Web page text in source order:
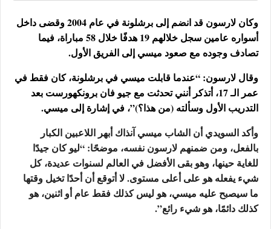
وكان لارسون قد انضم إلى برشلونة في عام 2004 وقضى داخل
أسواره عامين سجل خلالهم 19 هدفًا خلال 58 مباراة، فيما
تصادف وجوده مع صعود ميسي إلى الفريق الأول.
وقال لارسون: “عندما قابلت ميسي في برشلونة، كان فقط في
عمر الـ 17، أتذكر أنني تحدثت مع جيو فان برونكهورست بعد
التدريب الأول وسألته (من هذا؟)”، في إشارة إلى ميسي.
وأكد السويدي أن الشاب ميسي آنذاك أبهر اللاعبين الكبار
بالفعل، ومن ضمنهم لارسون نفسه، موضحًا: “ليو كان جيدًا
للغاية حينها، وهو بقى الأفضل في العالم لسنوات عديدة، كل
شيء يفعله هو على أعلى مستوى. لا أتوقع أن أحدًا تخيل وقتها
ما سيصبح عليه ميسي، هو ليس كذلك فقط عام أو اثنين، هو
كذلك دائمًا، هو شيء رائع”.